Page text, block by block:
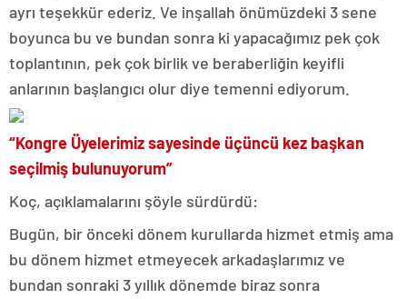
ayrı teşekkür ederiz. Ve inşallah önümüzdeki 3 sene
boyunca bu ve bundan sonra ki yapacağımız pek çok
toplantının, pek çok birlik ve beraberliğin keyifli
anlarının başlangıcı olur diye temenni ediyorum.
“Kongre Üyelerimiz sayesinde üçüncü kez başkan
seçilmiş bulunuyorum”
Koç, açıklamalarını şöyle sürdürdü:
Bugün, bir önceki dönem kurullarda hizmet etmiş ama
bu dönem hizmet etmeyecek arkadaşlarımız ve
bundan sonraki 3 yıllık dönemde biraz sonra